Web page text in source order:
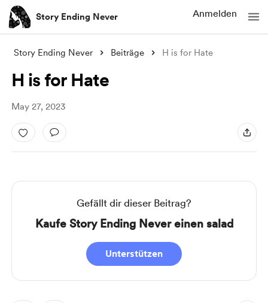
Story Ending Never Anmelden
Story Ending Never Beiträge H is for Hate
H is for Hate
May 27, 2023
Gefällt dir dieser Beitrag?
Kaufe Story Ending Never einen salad
Unterstützen